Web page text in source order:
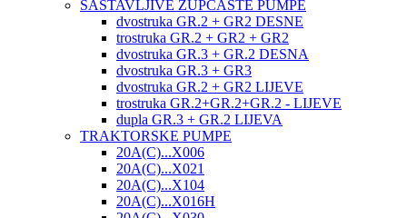
SASTAVLJIVE ZUPČASTE PUMPE
dvostruka GR.2 + GR2 DESNE
trostruka GR.2 + GR2 + GR2
dvostruka GR.3 + GR.2 DESNA
dvostruka GR.3 + GR3
dvostruka GR.2 + GR2 LIJEVE
trostruka GR.2+GR.2+GR.2 - LIJEVE
dupla GR.3 + GR.2 LIJEVA
TRAKTORSKE PUMPE
20A(C)...X006
20A(C)...X021
20A(C)...X104
20A(C)...X016H